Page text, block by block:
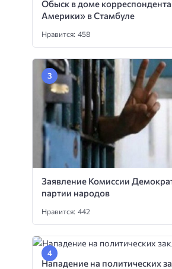
Обыск в доме
Америки» в Стамбуле
Нравится: 458
Заявление Комиссии
партии народов
Нравится: 442
Нападение на политических